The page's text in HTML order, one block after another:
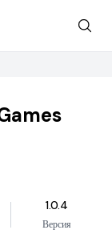
1.0.4
Версия